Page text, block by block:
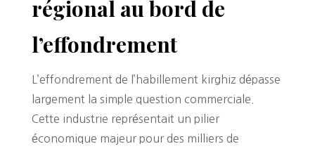
régional au bord de
l’effondrement
L’effondrement de l’habillement kirghiz dépasse
largement la simple question commerciale.
Cette industrie représentait un pilier
économique majeur pour des milliers de